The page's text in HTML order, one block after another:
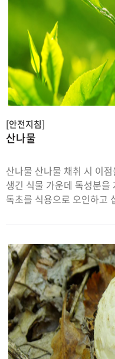
산나물
산나물 산나물 채취 시 이점을 주의하세요! 산나물과 유사하게
생긴 식물 가운데 독성분
독초를 식용으로 오인하고
경험자가 아닌 개인이 채
[안전지침]